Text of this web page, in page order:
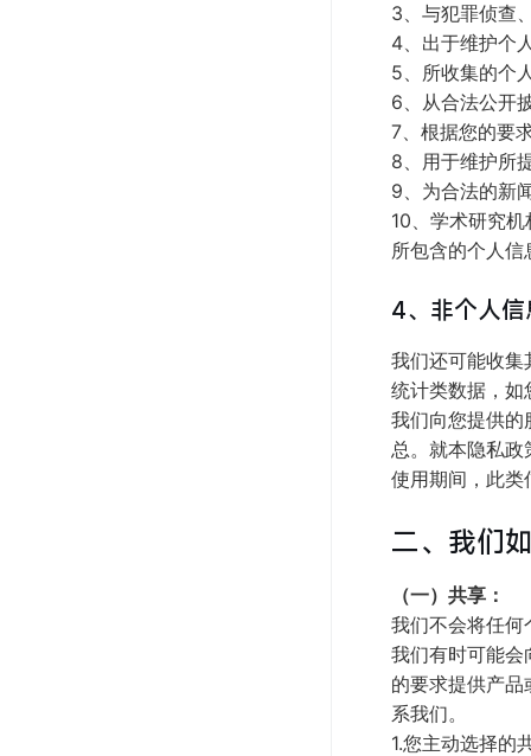
3、与犯罪侦查
4、出于维护个
5、所收集的个
6、从合法公开
7、根据您的要
8、用于维护所
9、为合法的新
10、学术研究
所包含的个人
4、非个人信
我们还可能收集
统计类数据，
我们向您提供
总。就本隐私政
使用期间，此类
二、我们
（一）共享：
我们不会将任何
我们有时可能会
的要求提供产
系我们。
1.您主动选择的